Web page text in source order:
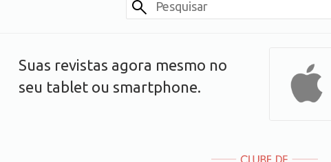
Suas revistas agora mesmo no
seu tablet ou smartphone.